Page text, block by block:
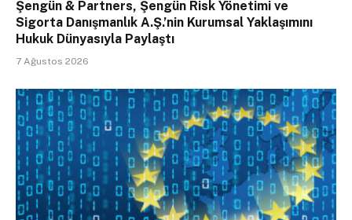
Şengün & Partners, Şengün Risk Yönetimi ve
Sigorta Danışmanlık A.Ş.’nin Kurumsal Yaklaşımını
Hukuk Dünyasıyla Paylaştı
7 Ağustos 2026